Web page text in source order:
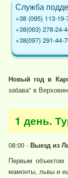
Служба
+38 (095) 113-
+38(063) 278-24-
+38(097) 291-44-
Новый год в
забава" в
1 день.
08:00 - Выезд из
Первым объектом
мамонты, львы и